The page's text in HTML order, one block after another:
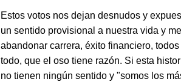
Estos votos nos dejan desnudos y
un sentido provisional a nuestra vida y
abandonar carrera, éxito financiero,
todo, que el oso tiene razón. Si esta
no tienen ningún sentido y "somos los